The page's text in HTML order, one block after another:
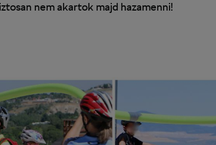
nem akartok majd hazamenni!